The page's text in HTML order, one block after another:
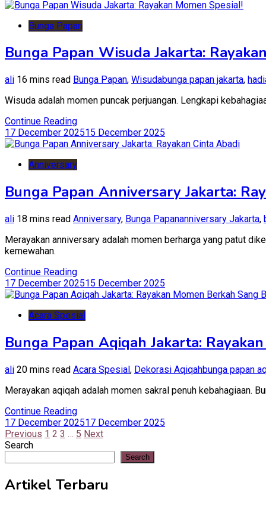
Bunga Papan
Bunga Papan Wisuda Jakarta:
ali 16 mins read Bunga Papan, Wisudabunga papan jakarta,
Wisuda adalah momen puncak perjuangan. Lengkapi
Continue Reading
17 December 202515 December 2025
Anniversary
Bunga Papan Anniversary Jakarta:
ali 18 mins read Anniversary, Bunga Papananniversary Jakarta,
Merayakan anniversary adalah momen berharga yang patut
kemewahan.
Continue Reading
17 December 202515 December 2025
Acara Spesial
Bunga Papan Aqiqah Jakarta:
ali 20 mins read Acara Spesial, Dekorasi Aqiqahbunga papan
Merayakan aqiqah adalah momen sakral penuh kebahagiaan.
Continue Reading
17 December 202517 December 2025
Posts
pagination
Previous 1 2 3 … 5 Next
Search
Search
Artikel Terbaru